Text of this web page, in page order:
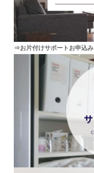
⇒お片付けサポートお申込み